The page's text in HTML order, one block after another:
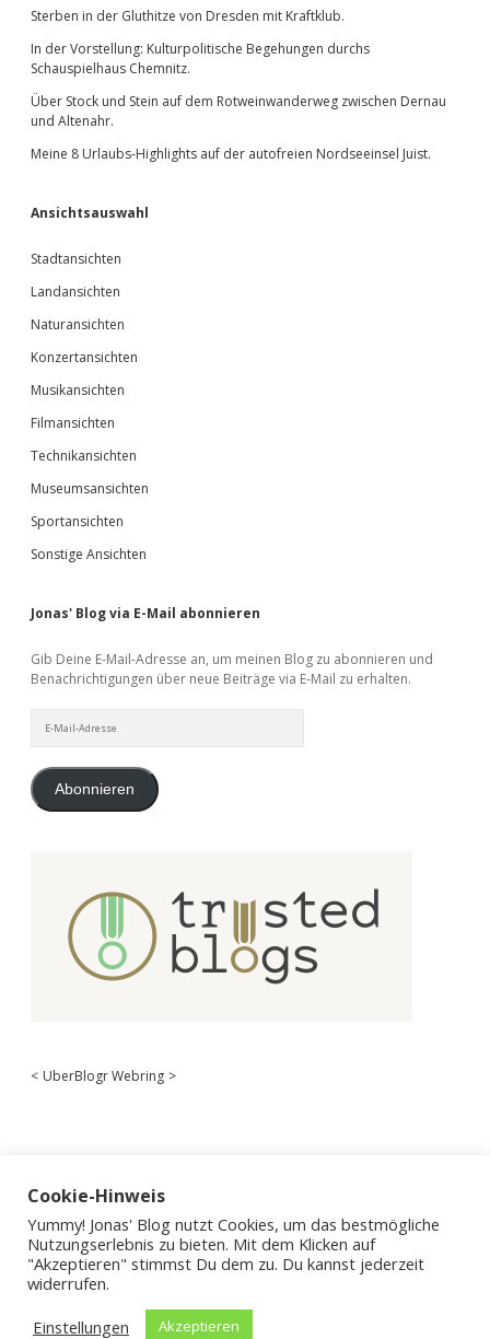
Sterben in der Gluthitze von Dresden mit Kraftklub.
In der Vorstellung: Kulturpolitische Begehungen durchs
Schauspielhaus Chemnitz.
Über Stock und Stein auf dem Rotweinwanderweg zwischen Dernau
und Altenahr.
Meine 8 Urlaubs-Highlights auf der autofreien Nordseeinsel Juist.
Ansichtsauswahl
Stadtansichten
Landansichten
Naturansichten
Konzertansichten
Musikansichten
Filmansichten
Technikansichten
Museumsansichten
Sportansichten
Sonstige Ansichten
Jonas' Blog via E-Mail abonnieren
Gib Deine E-Mail-Adresse an, um meinen Blog zu abonnieren und
Benachrichtigungen über neue Beiträge via E-Mail zu erhalten.
Mail-
Abonnieren
< UberBlogr Webring >
Cookie-Hinweis
Yummy! Jonas' Blog nutzt Cookies, um das bestmögliche
Nutzungserlebnis zu bieten. Mit dem Klicken auf
"Akzeptieren" stimmst Du dem zu. Du kannst jederzeit
widerrufen.
Einstellungen
Akzeptieren